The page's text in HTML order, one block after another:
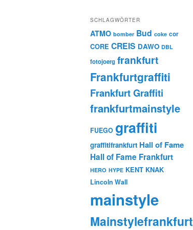
SCHLAGWÖRTER
ATMO bomber Bud coke cor
CORE CREIS DAWO DBL
fotojoerg frankfurt
Frankfurtgraffiti
Frankfurt Graffiti
frankfurtmainstyle
FUEGO graffiti
graffitifrankfurt Hall of Fame
Hall of Fame Frankfurt
HERO HYPE KENT KNAK
Lincoln Wall
mainstyle
Mainstylefrankfurt